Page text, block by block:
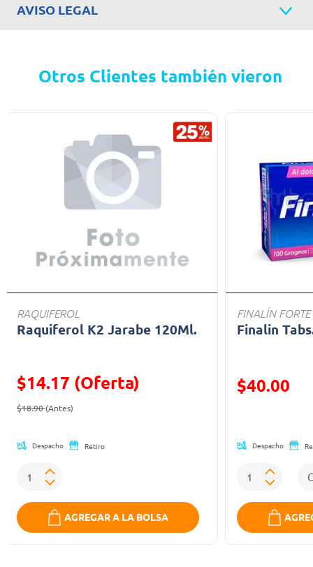
AVISO LEGAL
Otros Clientes también vieron
RAQUIFEROL
Raquiferol K2 Jarabe 120Ml.
$14.17 (Oferta)
Precio reducido de
$18.90(Antes)
Despacho Retiro
AGREGAR A LA BOLSA
FINALÍN FORTE
Finalin
Precio
$40.00
Despacho